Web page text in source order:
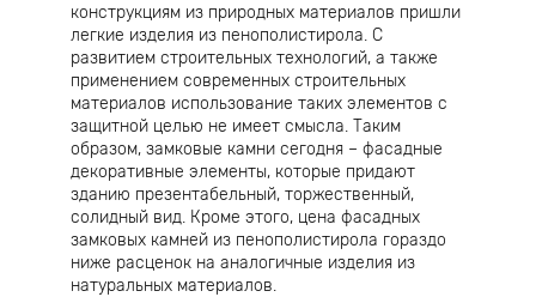
конструкциям из природных материалов пришли
легкие изделия из пенополистирола. С
развитием строительных технологий, а также
применением современных строительных
материалов использование таких элементов с
защитной целью не имеет смысла. Таким
образом, замковые камни сегодня – фасадные
декоративные элементы, которые придают
зданию презентабельный, торжественный,
солидный вид. Кроме этого, цена фасадных
замковых камней из пенополистирола гораздо
ниже расценок на аналогичные изделия из
натуральных материалов.